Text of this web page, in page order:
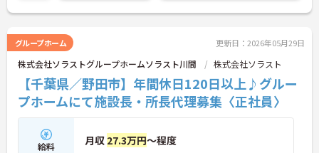
さい！
グループホーム 更新日：2026年05月29日
株式会社ソラストグループホームソラスト川間 株式会社ソラスト
【千葉県／野田市】年間休日120日以上♪グルー
プホームにて施設長・所長代理募集〈正社員〉
給料 月収 27.3万円～程度